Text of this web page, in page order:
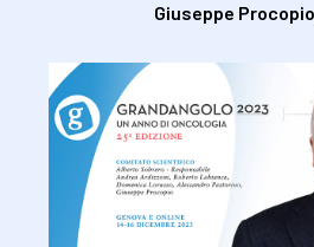
Giuseppe